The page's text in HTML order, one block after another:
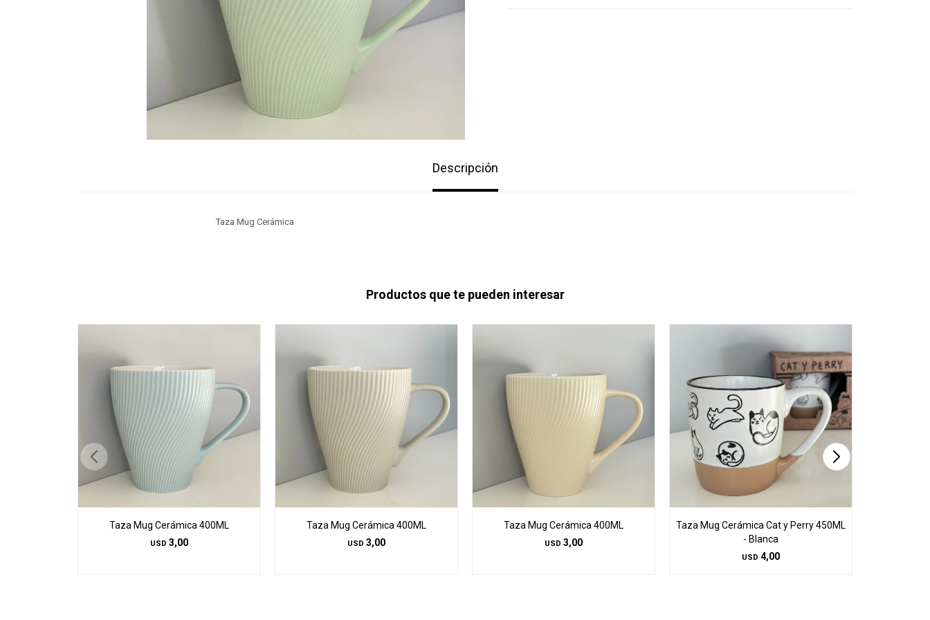
Descripción
Taza Mug Cerámica
Productos que te pueden interesar
Taza Mug Cerámica 400ML
USD 3,00
Taza Mug Cerámica 400ML
USD 3,00
Taza Mug Cerámica 400ML
USD 3,00
Taza Mug Cerámica Cat y Perry 450ML
- Blanca
USD 4,00